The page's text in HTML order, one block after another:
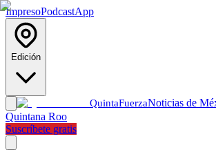
ImpresoPodcastApp
Edición
QuintaFuerzaNoticias de
Quintana Roo
Suscríbete gratis